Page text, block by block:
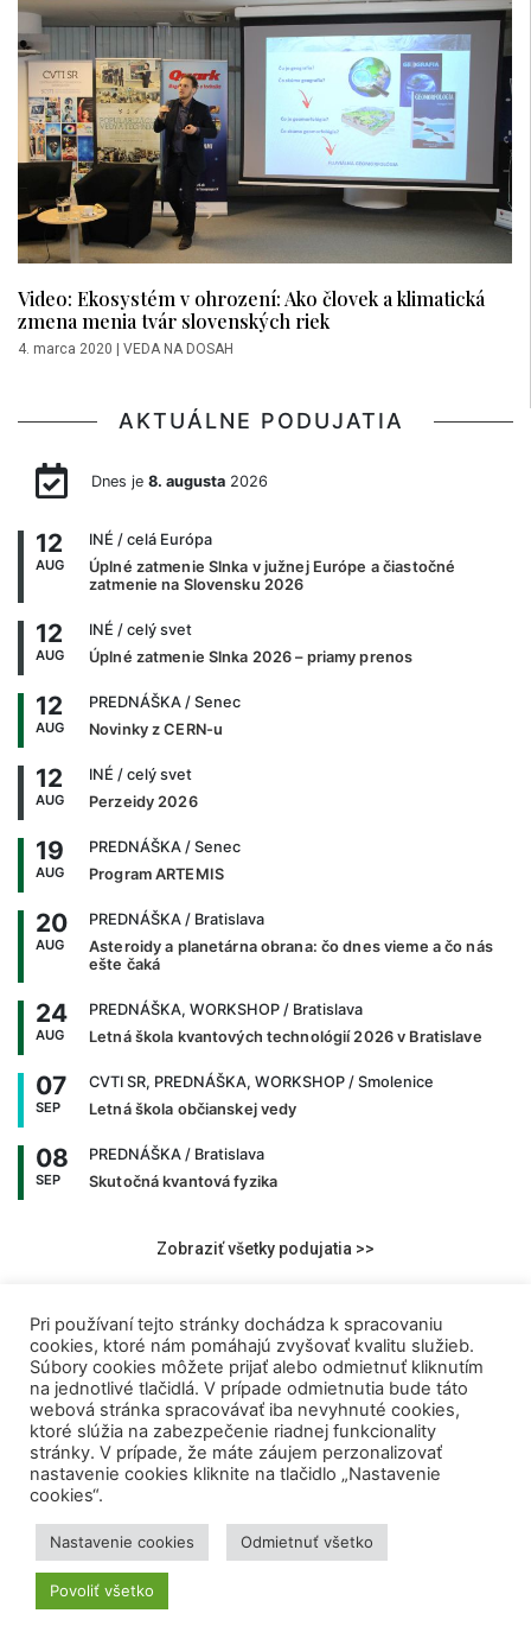
Video: Ekosystém v ohrození: Ako človek a klimatická
zmena menia tvár slovenských riek
4. marca 2020 | VEDA NA DOSAH
AKTUÁLNE PODUJATIA
Dnes je 8. augusta2026
12
AUG
INÉ / celá Európa
Úplné zatmenie Slnka v južnej Európe a čiastočné
zatmenie na Slovensku 2026
12
AUG
INÉ / celý svet
Úplné zatmenie Slnka 2026 – priamy prenos
12
AUG
PREDNÁŠKA / Senec
Novinky z CERN-u
12
AUG
INÉ / celý svet
Perzeidy 2026
19
AUG
PREDNÁŠKA / Senec
Program ARTEMIS
20
AUG
PREDNÁŠKA / Bratislava
Asteroidy a planetárna obrana: čo dnes vieme a čo nás
ešte čaká
24
AUG
PREDNÁŠKA, WORKSHOP / Bratislava
Letná škola kvantových technológií 2026 v Bratislave
07
SEP
CVTI SR, PREDNÁŠKA, WORKSHOP / Smolenice
Letná škola občianskej vedy
08
SEP
PREDNÁŠKA / Bratislava
Skutočná kvantová fyzika
Zobraziť všetky podujatia >>
NAJNOVŠIE ČLÁNKY
Kvíz: Pamätáte si najväčšie momenty
MS vo futbale 2026?
8. augusta 2026 | René Beláček
životy na Slovensku. Umelá
inteligencia už jazdí aj v sanitkách
Pri používaní tejto stránky dochádza k spracovaniu
cookies, ktoré nám pomáhajú zvyšovať kvalitu služieb.
Súbory cookies môžete prijať alebo odmietnuť kliknutím
na jednotlivé tlačidlá. V prípade odmietnutia bude táto
webová stránka spracovávať iba nevyhnuté cookies,
ktoré slúžia na zabezpečenie riadnej funkcionality
stránky. V prípade, že máte záujem perzonalizovať
nastavenie cookies kliknite na tlačidlo „Nastavenie
cookies“.
Nastavenie cookies Odmietnuť všetko
Povoliť všetko